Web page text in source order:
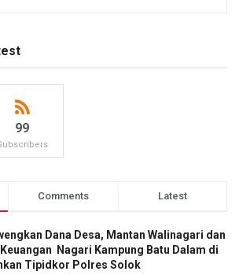
99
Comments Latest
Dana Desa, Mantan Walinagari dan
Keuangan Nagari Kampung Batu Dalam di
Tipidkor Polres Solok